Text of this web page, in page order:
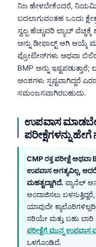
ನಿಜ ಹೇಳಬೇಕೆಂದರೆ, ನಿಯಮಿತ
ಬದಲಾಗುವಂತಹ ಒಂದು
ಸ್ವಲ್ಪ ಹೆಚ್ಚುವರಿ ಲ್ಯಾಬ್
ಅನ್ನು ಡೀಫಾಲ್ಟ್ ಆಗಿ ಆಯ್ಕೆ
ಪ್ರೋಟೀನ್‌ಗಳು ಅಥವಾ
BMP ಅನ್ನು
ಅಂಶಗಳು ಸ್ಪಷ್ಟವಾಗಿದ್ದರೆ
ಸಮಂಜಸವಾಗಿರಬಹುದು.
ಉಪವಾಸ
ಪರೀಕ್ಷೆಗಳನ್ನು ಹೇಗೆ
CMP ರಕ್ತ ಪರೀಕ್ಷೆ ಅಥವಾ
ಉಪವಾಸ ಅಗತ್ಯವಿಲ್ಲ,
ಮಹತ್ವದ್ದಾಗಿದೆ. ಪ್ಯಾನೆಲ್
ಅಂದಾಜಿಸಲು
ಯಾವುದೇ
ಸರಿಯೇ ಮತ್ತು ಬಹು ಬಾರಿ
ಪರೀಕ್ಷೆಗೆ ಮುನ್ನ ಉಪವಾಸ
ಒಳಗೊಂಡಿದೆ.
Português
Ελληνικά
Türkçe
Română
简体中文
فارسی
Български
Dansk
हिन्दी
Bahasa Indonesia
Հայերեն
Íslenska
Српски језик
Svenska